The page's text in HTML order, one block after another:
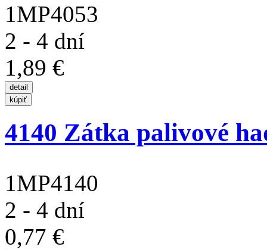
1MP4053
2 - 4 dní
1,89 €
4140 Zátka palivové
1MP4140
2 - 4 dní
0,77 €